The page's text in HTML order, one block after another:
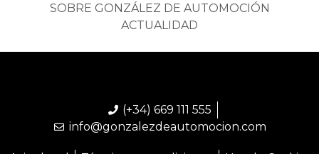
SOBRE GONZÁLEZ DE AUTOMOCIÓN
ACTUALIDAD
(+34) 669 111 555
info@gonzalezdeautomocion.com